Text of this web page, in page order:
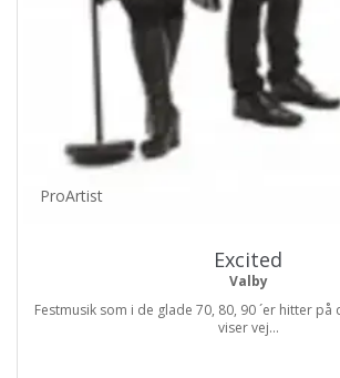
ProArtist
Excited
Valby
Festmusik som i de glade 70, 80, 90 ´er hitter på
viser vej...